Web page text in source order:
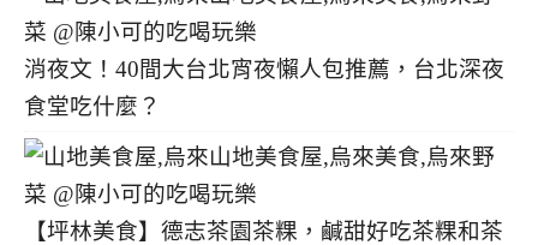
消夜文！40間大台北宵夜懶人包推薦，台北深夜
食堂吃什麼？
【坪林美食】德志茶園茶粿，鹹甜好吃茶粿和茶